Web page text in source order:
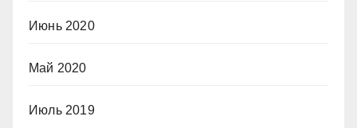
Июнь 2020
Май 2020
Июль 2019